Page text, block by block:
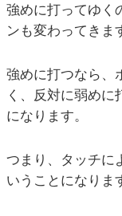
強めに打ってゆく
ンも変わってきま
強めに打つなら、
く、反対に弱めに
になります。
つまり、タッチに
いうことになりま